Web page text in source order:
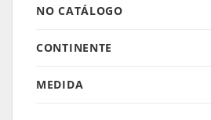
NO CATÁLOGO
CONTINENTE
MEDIDA